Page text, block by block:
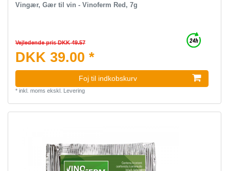
Vingær, Gær til vin - Vinoferm Red, 7g
Vejledende pris DKK 49.57
DKK 39.00 *
Foj til indkobskurv
* inkl. moms ekskl. Levering